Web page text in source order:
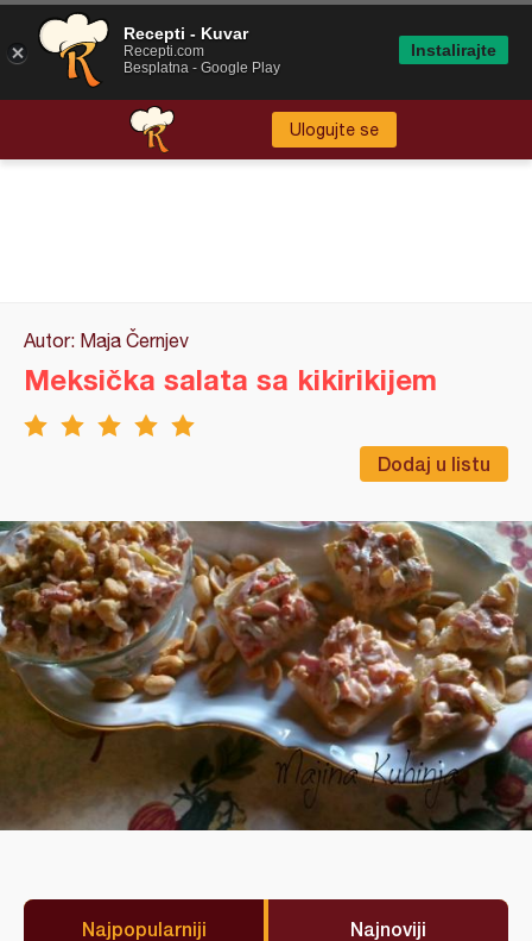
Ulogujte se
Autor: Maja Černjev
Dodaj u listu
Meksička salata sa kikirikijem
Najpopularniji Najnoviji
Recepti - Kuvar
Recepti.com
Besplatna - Google Play
Instalirajte